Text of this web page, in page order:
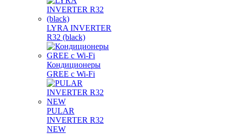
LYRA INVERTER
R32 (black)
Кондиционеры
GREE с Wi-Fi
PULAR
INVERTER R32
NEW